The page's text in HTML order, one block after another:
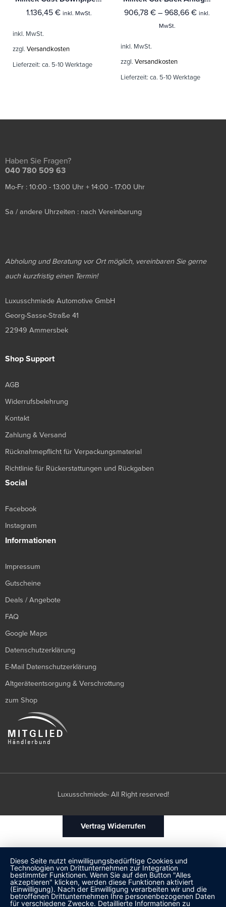
1.136,45 € inkl. MwSt.
inkl. MwSt.
zzgl. Versandkosten
Lieferzeit: ca. 5-10 Werktage
906,78 € – 968,66 € inkl.
MwSt.
inkl. MwSt.
zzgl. Versandkosten
Lieferzeit: ca. 5-10 Werktage
Haben Sie Fragen?
040 780 509 63
Mo-Fr : 10:00 - 13:00 Uhr + 14:00 - 17:00 Uhr
Sa / andere Uhrzeiten : nach Vereinbarung
Abholung und Beratung vor Ort möglich, vereinbaren Sie gerne
auch kurzfristig einen Termin!
Luxusschmiede Automotive GmbH
Georg-Sasse-Straße 41
22949 Ammersbek
Shop Support
AGB
Widerrufsbelehrung
Kontakt
Zahlung & Versand
Rücknahmepflicht für Verpackungsmaterial
Richtlinie für Rückerstattungen und Rückgaben
Social
Facebook
Instagram
Informationen
Impressum
Gutscheine
Deals / Angebote
FAQ
Google Maps
Datenschutzerklärung
E-Mail Datenschutzerklärung
Altgeräteentsorgung & Verschrottung
zum Shop
Luxusschmiede- All Right reserved!
Vertrag Widerrufen
Diese Seite nutzt einwilligungsbedürftige Cookies und
Technologien von Drittunternehmen zur Integration
bestimmter Funktionen. Wenn Sie auf den Button "Alles
akzeptieren" klicken, werden diese Funktionen aktiviert
(Einwilligung). Nach der Einwilligung verarbeiten wir und die
betroffenen Drittunternehmen Ihre personenbezogenen Daten
für verschiedene Zwecke. Detaillierte Informationen zu